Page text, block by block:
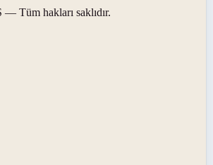
— Tüm hakları saklıdır.